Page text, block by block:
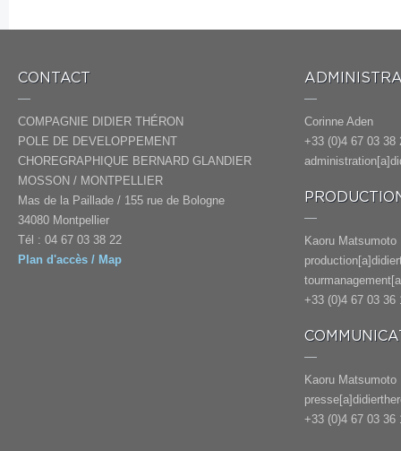
CONTACT
COMPAGNIE DIDIER THÉRON
POLE DE DEVELOPPEMENT
CHOREGRAPHIQUE BERNARD GLANDIER
MOSSON / MONTPELLIER
Mas de la Paillade / 155 rue de Bologne
34080 Montpellier
Tél : 04 67 03 38 22
Plan d'accès / Map
Corinne Aden
+33 (0)4 67 03 38
Kaoru Matsumoto
+33 (0)4 67 03 36
Kaoru Matsumoto
+33 (0)4 67 03 36